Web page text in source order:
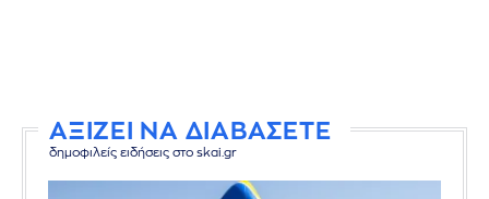
ΑΞΙΖΕΙ ΝΑ ΔΙΑΒΑΣΕΤΕ
δημοφιλείς ειδήσεις στο skai.gr